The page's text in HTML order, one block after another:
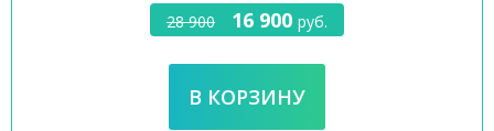
28 900 16 900 руб.